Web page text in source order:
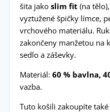
šita jako slim fit (na
vyztužené špičky límce,
vrchového materiálu.
zakončeny manžetou na
sedlo a záševky.
Materiál: 60 % bavlna,
vazba.
Tuto košili zakoupíte